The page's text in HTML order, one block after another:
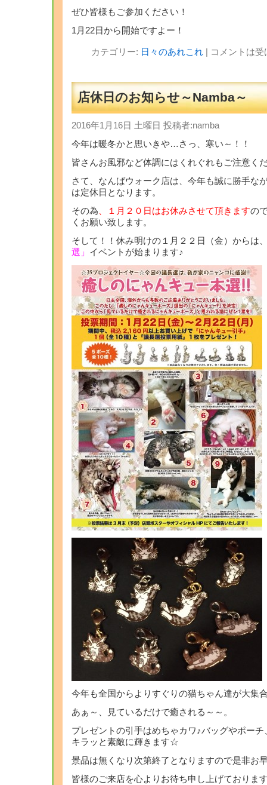
ぜひ皆様もご参加ください！
1月22日から開始ですよー！
カテゴリー: 日々のあれこれ| コメントは
店休日のお知らせ～Namba～
2016年1月16日 土曜日 投稿者:namba
今年は暖冬かと思いきや…さっ、寒い～！！
皆さんお風邪など体調にはくれぐれもご注意く
さて、なんばウォーク店は、今年も誠に勝手な
は定休日となります。
その為 、１月２０日はお休みさせて頂きますの
くお願い致します。
そして！！休み明けの１月２２日（金）からは
選」 イベントが始まります♪
今年も全国からよりすぐりの猫ちゃん達が大集
あぁ～、見ているだけで癒される～～。
プレゼントの引手はめちゃカワ♪バッグやポー
キラッと素敵に輝きます☆
景品は無くなり次第終了となりますので是非お
皆様のご来店を心よりお待ち申し上げておりま